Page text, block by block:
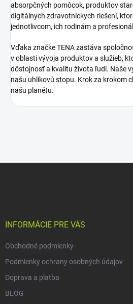
absorpčných pomôcok, produktov
digitálnych zdravotníckych riešení,
jednotlivcom, ich rodinám a
Vďaka značke TENA zastáva
v oblasti vývoja produktov a služieb,
dôstojnosť a kvalitu života ľudí. Naše
našu uhlíkovú stopu. Krok za krokom
našu planétu.
INFORMÁCIE PRE VÁS
Obchodné podmienky
Podmienky ochrany osobných údajov
Doprava a platba
BLOG